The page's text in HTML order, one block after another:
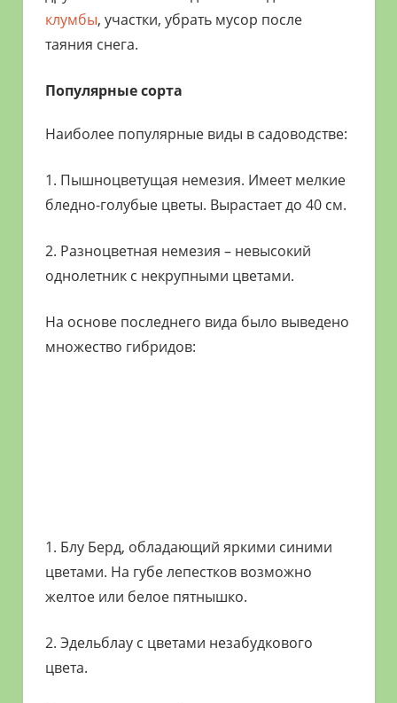
клумбы, участки, убрать мусор после
таяния снега.
Популярные сорта
Наиболее популярные виды в садоводстве:
1. Пышноцветущая немезия. Имеет мелкие
бледно-голубые цветы. Вырастает до 40 см.
2. Разноцветная немезия – невысокий
однолетник с некрупными цветами.
На основе последнего вида было выведено
множество гибридов:
1. Блу Берд, обладающий яркими синими
цветами. На губе лепестков возможно
желтое или белое пятнышко.
2. Эдельблау с цветами незабудкового
цвета.